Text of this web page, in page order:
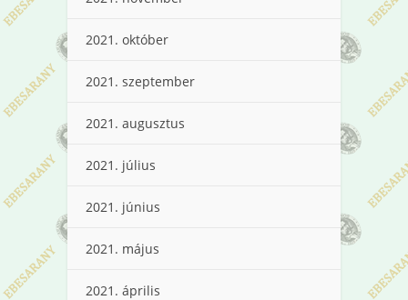
2021. október
2021. szeptember
2021. augusztus
2021. július
2021. június
2021. május
2021. április